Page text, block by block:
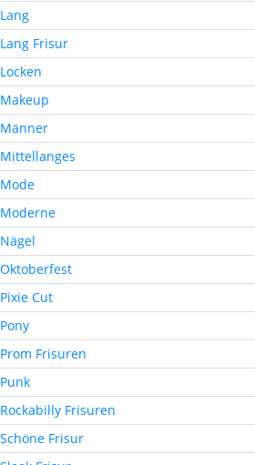
Lang
Lang Frisur
Locken
Makeup
Männer
Mittellanges
Mode
Moderne
Nägel
Oktoberfest
Pixie Cut
Pony
Prom Frisuren
Punk
Rockabilly Frisuren
Schöne Frisur